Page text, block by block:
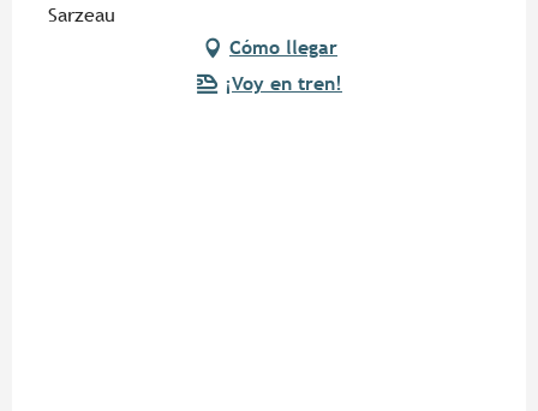
Miércoles 23 septiembre 2026
Sarzeau
Cómo llegar
¡Voy en tren!